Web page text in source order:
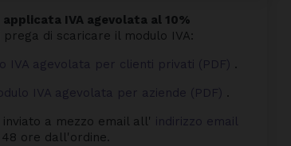
IVA agevolata al 10%
di scaricare il modulo IVA:
IVA agevolata per clienti privati (PDF) .
IVA agevolata per aziende (PDF) .
a mezzo email all' indirizzo email
ore dall'ordine.